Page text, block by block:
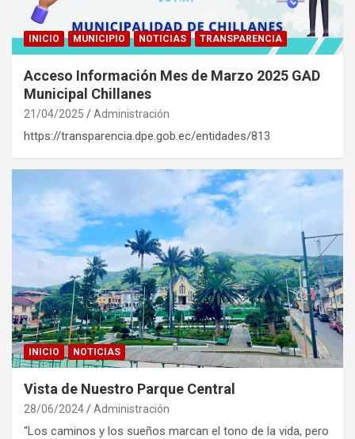
INICIO MUNICIPIO NOTICIAS TRANSPARENCIA
Acceso Información Mes de Marzo 2025 GAD
Municipal Chillanes
21/04/2025 Administración
https://transparencia.dpe.gob.ec/entidades/813
INICIO NOTICIAS
Vista de Nuestro Parque Central
28/06/2024 Administración
“Los caminos y los sueños marcan el tono de la vida, pero